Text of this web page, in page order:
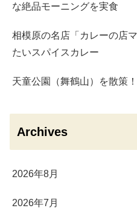
な絶品モーニングを実食
相模原の名店「カレーの店
たいスパイスカレー
天童公園（舞鶴山）を散策
Archives
2026年8月
2026年7月